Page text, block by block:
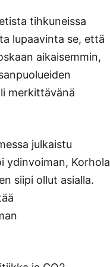
tihkuneissa
lupaavinta se, että
aikaisemmin,
merkittävänä
julkaistu
ydinvoiman, Korhola
siipi ollut asialla.